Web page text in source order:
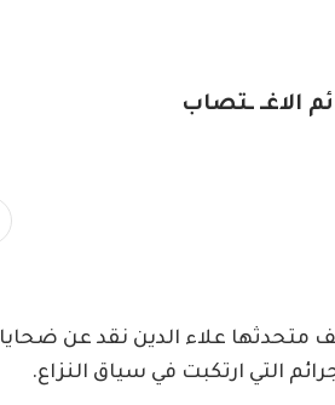
الاغـ ـتصاب
متحدثها علاء الدين نقد عن ضحايا
التي ارتكبت في سياق النزاع.